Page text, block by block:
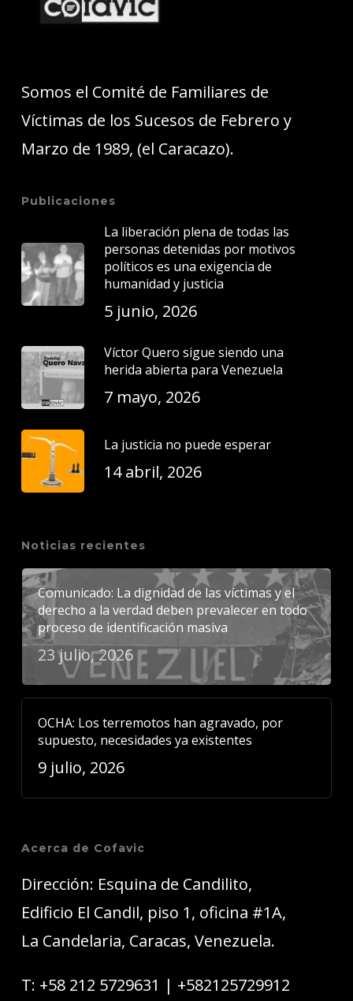
Somos el Comité de Familiares de
Víctimas de los Sucesos de Febrero y
Marzo de 1989, (el Caracazo).
Publicaciones
La liberación plena de todas las
personas detenidas por motivos
políticos es una exigencia de
humanidad y justicia
5 junio, 2026
Víctor Quero sigue siendo una
herida abierta para Venezuela
7 mayo, 2026
La justicia no puede esperar
14 abril, 2026
Noticias recientes
Comunicado: La dignidad de las víctimas y el
derecho a la verdad deben prevalecer en todo
proceso de identificación masiva
23 julio, 2026
OCHA: Los terremotos han agravado, por
supuesto, necesidades ya existentes
9 julio, 2026
Acerca de Cofavic
Dirección: Esquina de Candilito,
Edificio El Candil, piso 1, oficina #1A,
La Candelaria, Caracas, Venezuela.
T: +58 212 5729631 | +582125729912